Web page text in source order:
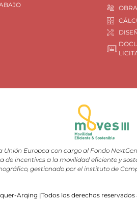
Unión Europea con cargo al Fondo
incentivos a la movilidad eficiente y
gestionado por el instituto de
Arqing |Todos los derechos